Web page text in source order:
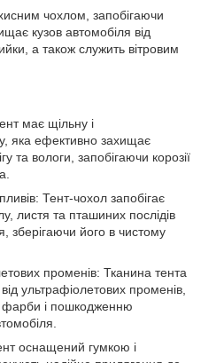
чохлом, запобігаючи
кузов автомобіля від
а також служить вітровим
має щільну і
яка ефективно захищає
та вологи, запобігаючи корозії
Тент-чохол запобігає
листя та пташиних послідів
зберігаючи його в чистому
променів: Тканина тента
ультрафіолетових променів,
фарби і пошкодженню
оснащений гумкою і